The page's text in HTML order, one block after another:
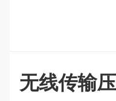
无线传输